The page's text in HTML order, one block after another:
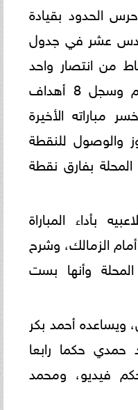
الحدود بقيادة
عشر في جدول
من انتصار واحد
وثلاثة تعادلات وأربع هزائم وسجل 8 أهداف
هدفا وخسر مباراته الأخيرة
والوصول للنقطة
بفارق نقطة
بأداء المباراة
الزمالك، وشرح
وأنها بست
ويساعده أحمد بكر
حمدي حكما رابعا
فيديو، ومحمد